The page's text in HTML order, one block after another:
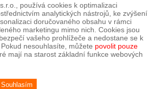
používá cookies k optimalizaci
analytických nástrojů, ke zvýšení
doručovaného obsahu v rámci
marketingu mimo nich. Cookies jsou
vašeho prohlížeče a nedostane se k
nesouhlasíte, můžete povolit pouze
mají na starost základní funkce webových
Souhlasím